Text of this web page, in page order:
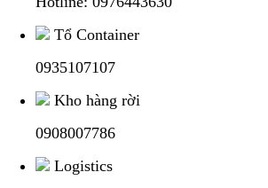
Tổ Container
0935107107
Kho hàng rời
0908007786
Logistics